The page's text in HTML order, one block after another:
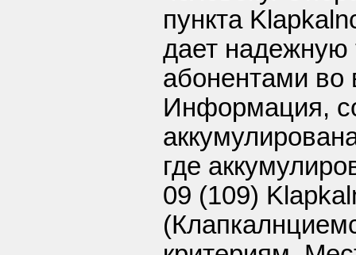
пункта
дает надежную
абонентами во
Информация,
где
09 (109)